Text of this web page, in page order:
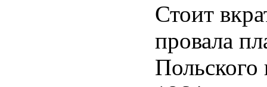
Стоит
провала
Польского